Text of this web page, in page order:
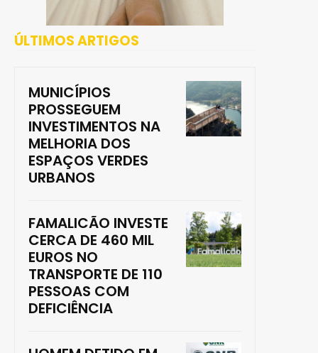
ÚLTIMOS ARTIGOS
MUNICÍPIOS
PROSSEGUEM
INVESTIMENTOS NA
MELHORIA DOS
ESPAÇOS VERDES
URBANOS
FAMALICÃO INVESTE
CERCA DE 460 MIL
EUROS NO
TRANSPORTE DE 110
PESSOAS COM
DEFICIÊNCIA